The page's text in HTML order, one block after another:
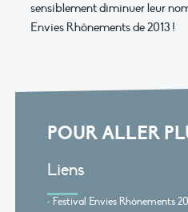
sensiblement diminuer leur
Envies Rhônements de 2013 !
POUR ALLER
Liens
Festival Envies Rhônements